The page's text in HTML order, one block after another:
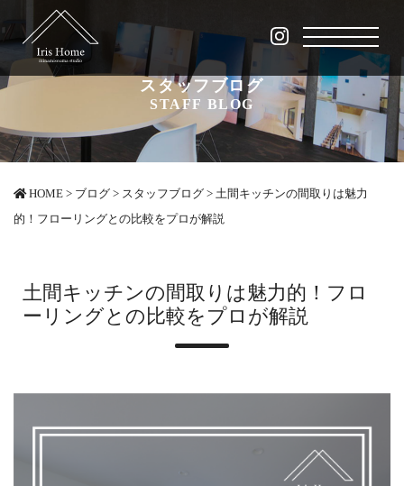
スタッフブログ
STAFF BLOG
HOME > ブログ > スタッフブログ > 土間キッチンの間取りは魅力
的！フローリングとの比較をプロが解説
土間キッチンの間取りは魅力的！フロ
ーリングとの比較をプロが解説